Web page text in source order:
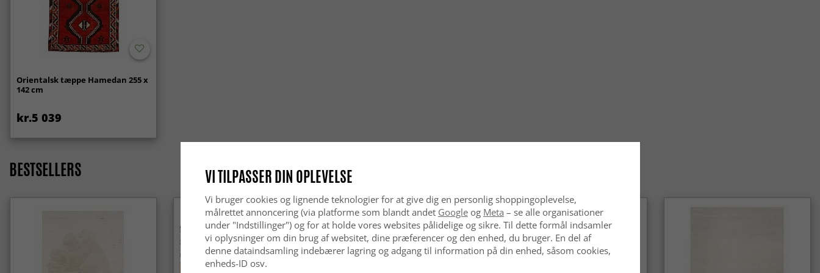
hjem.
Orientalsk tæppe Hamedan 255 x
142 cm
kr.5 039
BESTSELLERS VI TILPASSER DIN OPLEVELSE
Vi bruger cookies og lignende teknologier for at give dig en personlig shoppingoplevelse,
målrettet annoncering (via platforme som blandt andet Googleog Meta – se alle organisationer
under "Indstillinger") og for at holde vores websites pålidelige og sikre. Til dette formål indsamler
vi oplysninger om din brug af websitet, dine præferencer og den enhed, du bruger. En del af
denne dataindsamling indebærer lagring og adgang til information på din enhed, såsom cookies,
enheds-ID osv.